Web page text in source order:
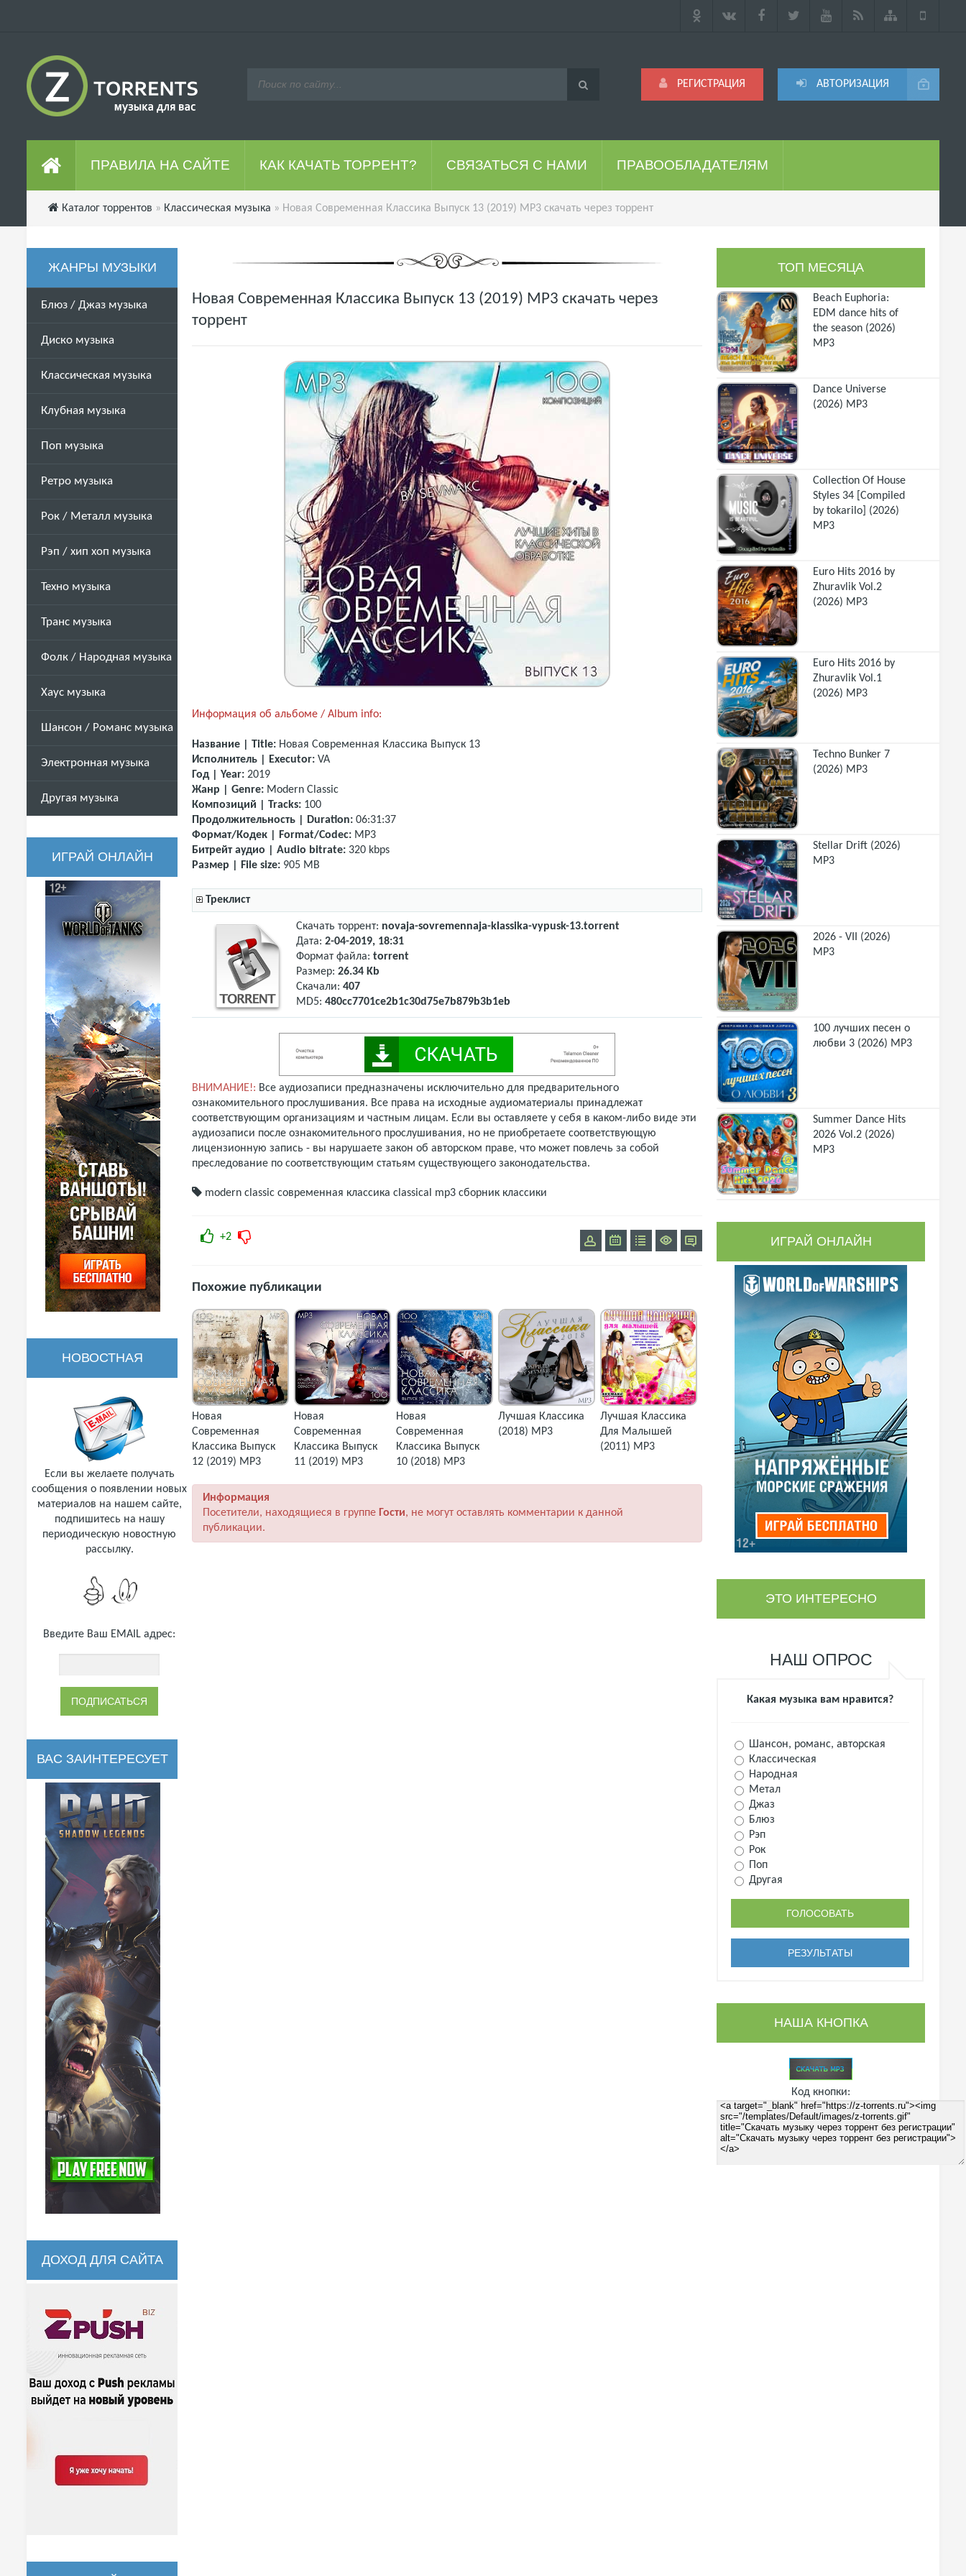
АВТОРИЗАЦИЯ
РЕГИСТРАЦИЯ
ПРАВИЛА НА САЙТЕ КАК КАЧАТЬ ТОРРЕНТ? СВЯЗАТЬСЯ С НАМИ ПРАВООБЛАДАТЕЛЯМ
Каталог торрентов » Классическая музыка » Новая Современная Классика Выпуск 13 (2019) MP3 скачать через торрент
ЖАНРЫ МУЗЫКИ
Блюз / Джаз музыка
Диско музыка
Классическая музыка
Клубная музыка
Поп музыка
Ретро музыка
Рок / Металл музыка
Рэп / хип хоп музыка
Техно музыка
Транс музыка
Фолк / Народная музыка
Хаус музыка
Шансон / Романс музыка
Электронная музыка
Другая музыка
ИГРАЙ ОНЛАЙН
НОВОСТНАЯ
РАССЫЛКА
Если вы желаете получать
сообщения о появлении новых
материалов на нашем сайте,
подпишитесь на нашу
периодическую новостную
рассылку.
Введите Ваш EMAIL адрес:
ВАС ЗАИНТЕРЕСУЕТ
ДОХОД ДЛЯ САЙТА
Новая Современная Классика Выпуск 13 (2019) MP3 скачать через
торрент
Информация об альбоме / Album info:
Название | Title: Новая Современная Классика Выпуск 13
Исполнитель | Executor: VA
Год | Year: 2019
Жанр | Genre: Modern Classic
Композиций | Tracks: 100
Продолжительность | Duration: 06:31:37
Формат/Кодек | Format/Codec: MP3
Битрейт аудио | Audio bitrate: 320 kbps
Размер | File size: 905 MB
Треклист
Скачать торрент: novaja-sovremennaja-klassika-vypusk-13.torrent
Дата: 2-04-2019, 18:31
Формат файла: torrent
Размер: 26.34 Kb
Скачали: 407
MD5: 480cc7701ce2b1c30d75e7b879b3b1eb
ВНИМАНИЕ!: Все аудиозаписи предназначены исключительно для предварительного
ознакомительного прослушивания. Все права на исходные аудиоматериалы принадлежат
соответствующим организациям и частным лицам. Если вы оставляете у себя в каком-либо виде эти
аудиозаписи после ознакомительного прослушивания, но не приобретаете соответствующую
лицензионную запись - вы нарушаете закон об авторском праве, что может повлечь за собой
преследование по соответствующим статьям существующего законодательства.
modern classic современная классика classical mp3 сборник классики
+2
Похожие публикации
Новая
Современная
Классика Выпуск
12 (2019) MP3
Новая
Современная
Классика Выпуск
11 (2019) MP3
Новая
Современная
Классика Выпуск
10 (2018) MP3
Лучшая Классика
(2018) MP3
Лучшая Классика
Для Малышей
(2011) MP3
Информация
Посетители, находящиеся в группе Гости, не могут оставлять комментарии к данной
публикации.
ТОП МЕСЯЦА
Beach Euphoria:
EDM dance hits of
the season (2026)
MP3
Dance Universe
(2026) MP3
Collection Of House
Styles 34 [Compiled
by tokarilo] (2026)
MP3
Euro Hits 2016 by
Zhuravlik Vol.2
(2026) MP3
Euro Hits 2016 by
Zhuravlik Vol.1
(2026) MP3
Techno Bunker 7
(2026) MP3
Stellar Drift (2026)
MP3
2026 - VII (2026)
MP3
100 лучших песен о
любви 3 (2026) MP3
Summer Dance Hits
2026 Vol.2 (2026)
MP3
ИГРАЙ ОНЛАЙН
ЭТО ИНТЕРЕСНО
НАШ ОПРОС
Какая музыка вам нравится?
Шансон, романс, авторская
Классическая
Народная
Метал
Джаз
Блюз
Рэп
Рок
Поп
Другая
НАША КНОПКА
Код кнопки: